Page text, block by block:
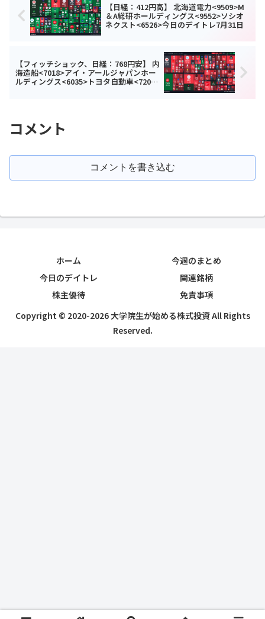
【日経：412円高】 北海道電力<9509>M
＆A総研ホールディングス<9552>ソシオ
ネクスト<6526>今日のデイトレ7月31日
【フィッチショック、日経：768円安】 内
海造船<7018>アイ・アールジャパンホー
ルディングス<6035>トヨタ自動車<7203>
コメント
コメントを書き込む
ホーム
今週のまとめ
今日のデイトレ
関連銘柄
株主優待
免責事項
Copyright © 2020-2026 大学院生が始める株式投資 All Rights
Reserved.